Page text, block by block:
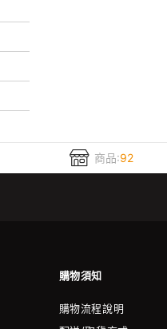
商品:92
購物須知
購物流程說明